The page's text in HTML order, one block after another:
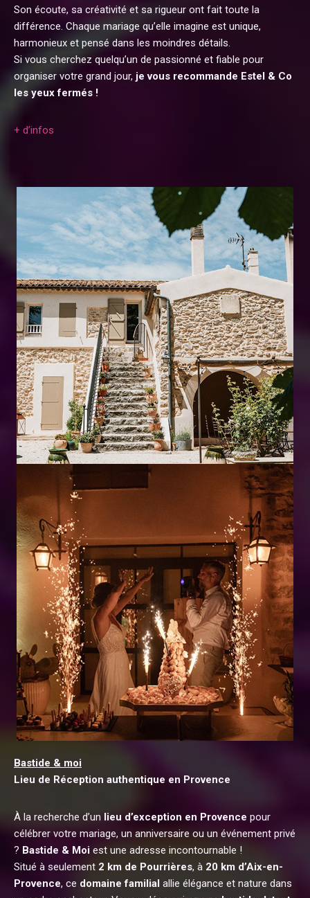
Son écoute, sa créativité et sa rigueur ont fait toute la
différence. Chaque mariage qu’elle imagine est unique,
harmonieux et pensé dans les moindres détails.
Si vous cherchez quelqu’un de passionné et fiable pour
organiser votre grand jour, je vous recommande Estel & Co
les yeux fermés !
+ d’infos
Bastide & moi
Lieu de Réception authentique en Provence
À la recherche d’un lieu d’exception en Provence pour
célébrer votre mariage, un anniversaire ou un événement privé
? Bastide & Moi est une adresse incontournable !
Situé à seulement 2 km de Pourrières, à 20 km d’Aix-en-
Provence, ce domaine familial allie élégance et nature dans